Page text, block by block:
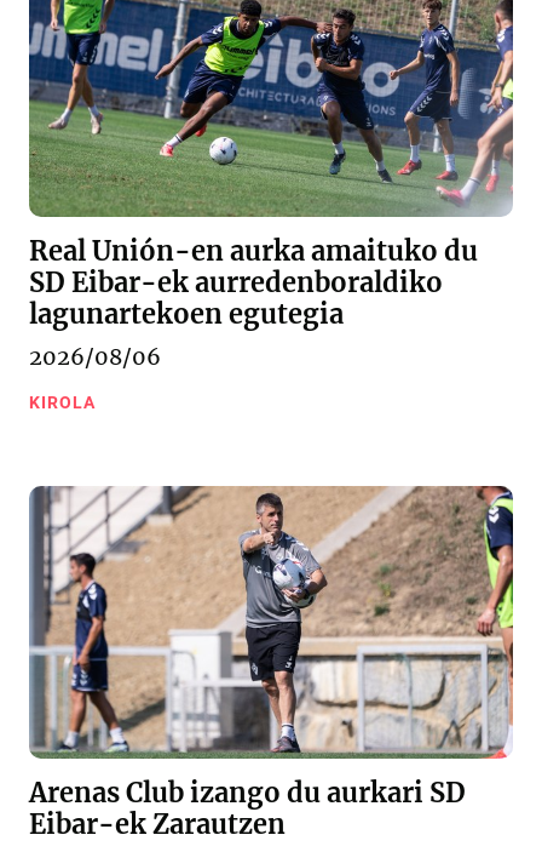
Real Unión-en aurka amaituko du
SD Eibar-ek aurredenboraldiko
lagunartekoen egutegia
2026/08/06
KIROLA
Arenas Club izango du aurkari SD
Eibar-ek Zarautzen